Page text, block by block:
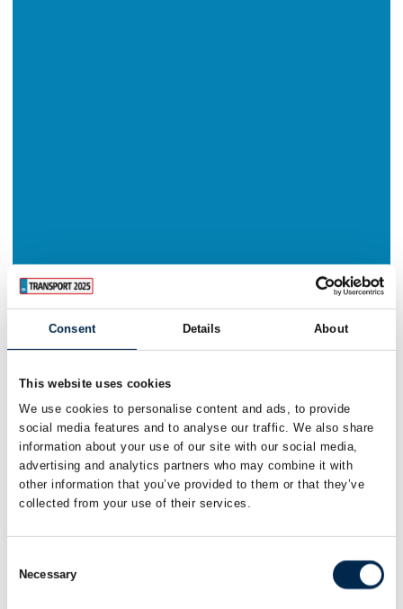
Consent Details About
This website uses cookies
We use cookies to personalise content and ads, to provide
social media features and to analyse our traffic. We also share
information about your use of our site with our social media,
advertising and analytics partners who may combine it with
other information that you’ve provided to them or that they’ve
collected from your use of their services.
Selection
Necessary